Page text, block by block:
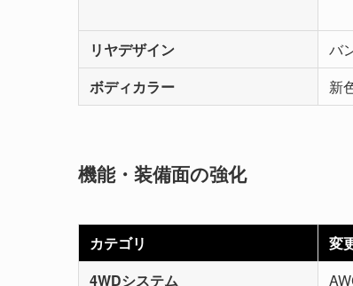
リヤデザイン
バ
ボディカラー
新
機能・装備面の強化
カテゴリ 変
4WDシステム